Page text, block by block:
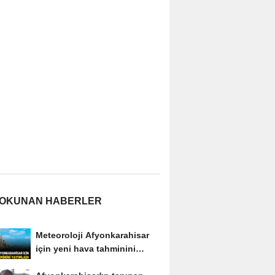
HABERLER
Meteoroloji Afyonkarahisar
için yeni hava tahminini